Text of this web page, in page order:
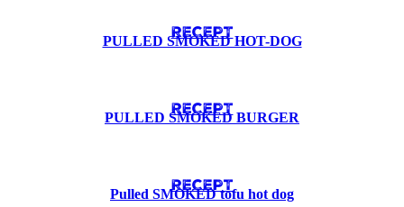
RECEPT
PULLED SMOKED HOT-DOG
RECEPT
PULLED SMOKED BURGER
RECEPT
Pulled SMOKED tofu hot dog